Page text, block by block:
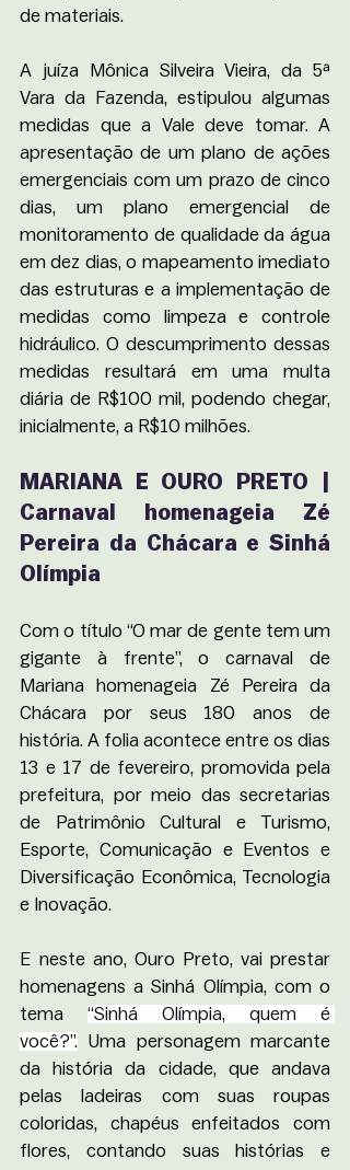
de materiais.
A juíza Mônica Silveira Vieira, da 5ª
Vara da Fazenda, estipulou algumas
medidas que a Vale deve tomar. A
apresentação de um plano de ações
emergenciais com um prazo de cinco
dias, um plano emergencial de
monitoramento de qualidade da água
em dez dias, o mapeamento imediato
das estruturas e a implementação de
medidas como limpeza e controle
hidráulico. O descumprimento dessas
medidas resultará em uma multa
diária de R$100 mil, podendo chegar,
inicialmente, a R$10 milhões.
MARIANA E OURO PRETO |
Carnaval homenageia Zé
Pereira da Chácara e Sinhá
Olímpia
Com o título “O mar de gente tem um
gigante à frente”, o carnaval de
Mariana homenageia Zé Pereira da
Chácara por seus 180 anos de
história. A folia acontece entre os dias
13 e 17 de fevereiro, promovida pela
prefeitura, por meio das secretarias
de Patrimônio Cultural e Turismo,
Esporte, Comunicação e Eventos e
Diversificação Econômica, Tecnologia
e Inovação.
E neste ano, Ouro Preto, vai prestar
homenagens a Sinhá Olímpia, com o
tema “Sinhá Olímpia, quem é
você?”. Uma personagem marcante
da história da cidade, que andava
pelas ladeiras com suas roupas
coloridas, chapéus enfeitados com
flores, contando suas histórias e